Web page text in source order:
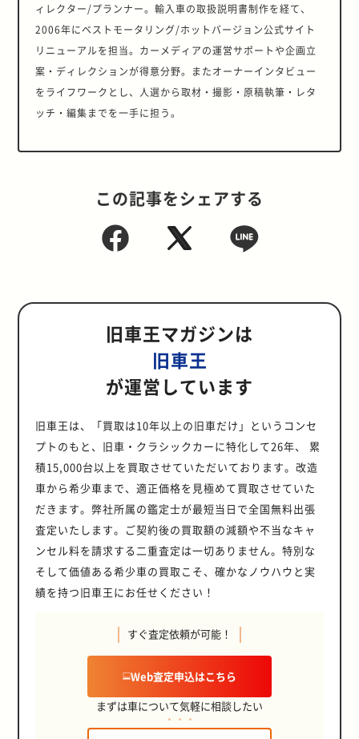
ィレクター/プランナー。輸入車の取扱説明書制作を経て、
2006年にベストモータリング/ホットバージョン公式サイト
リニューアルを担当。カーメディアの運営サポートや企画立
案・ディレクションが得意分野。またオーナーインタビュー
をライフワークとし、人選から取材・撮影・原稿執筆・レタ
ッチ・編集までを一手に担う。
この記事をシェアする
旧車王マガジンは
旧車王
が運営しています
旧車王は、「買取は10年以上の旧車だけ」というコンセ
プトのもと、旧車・クラシックカーに特化して26年、 累
積15,000台以上を買取させていただいております。改造
車から希少車まで、適正価格を見極めて買取させていた
だきます。弊社所属の鑑定士が最短当日で全国無料出張
査定いたします。ご契約後の買取額の減額や不当なキャ
ンセル料を請求する二重査定は一切ありません。特別な
そして価値ある希少車の買取こそ、確かなノウハウと実
績を持つ旧車王にお任せください！
すぐ査定依頼が可能！
Web査定申込はこちら
まずは車について気軽に相談したい